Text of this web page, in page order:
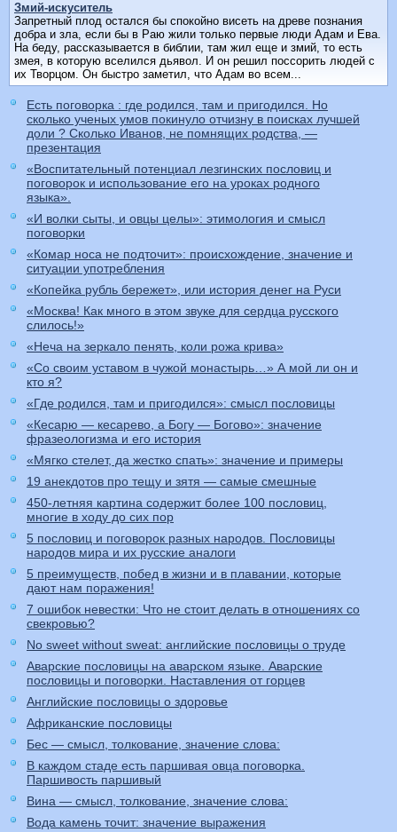
Змий-искуситель
Запретный плод остался бы спокойно висеть на древе познания
добра и зла, если бы в Раю жили только первые люди Адам и Ева.
На беду, рассказывается в библии, там жил еще и змий, то есть
змея, в которую вселился дьявол. И он решил поссорить людей с
их Творцом. Он быстро заметил, что Адам во всем...
Есть поговорка : где родился, там и пригодился. Но
сколько ученых умов покинуло отчизну в поисках лучшей
доли ? Сколько Иванов, не помнящих родства, —
презентация
«Воспитательный потенциал лезгинских пословиц и
поговорок и использование его на уроках родного
языка».
«И волки сыты, и овцы целы»: этимология и смысл
поговорки
«Комар носа не подточит»: происхождение, значение и
ситуации употребления
«Копейка рубль бережет», или история денег на Руси
«Москва! Как много в этом звуке для сердца русского
слилось!»
«Неча на зеркало пенять, коли рожа крива»
«Со своим уставом в чужой монастырь…» А мой ли он и
кто я?
«Где родился, там и пригодился»: смысл пословицы
«Кесарю — кесарево, а Богу — Богово»: значение
фразеологизма и его история
«Мягко стелет, да жестко спать»: значение и примеры
19 анекдотов про тещу и зятя — самые смешные
450-летняя картина содержит более 100 пословиц,
многие в ходу до сих пор
5 пословиц и поговорок разных народов. Пословицы
народов мира и их русские аналоги
5 преимуществ, побед в жизни и в плавании, которые
дают нам поражения!
7 ошибок невестки: Что не стоит делать в отношениях со
свекровью?
No sweet without sweat: английские пословицы о труде
Аварские пословицы на аварском языке. Аварские
пословицы и поговорки. Наставления от горцев
Английские пословицы о здоровье
Африканские пословицы
Бес — смысл, толкование, значение слова:
В каждом стаде есть паршивая овца поговорка.
Паршивость паршивый
Вина — смысл, толкование, значение слова:
Вода камень точит: значение выражения